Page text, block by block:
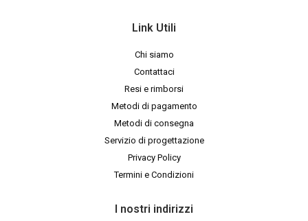
Link Utili
Chi siamo
Contattaci
Resi e rimborsi
Metodi di pagamento
Metodi di consegna
Servizio di progettazione
Privacy Policy
Termini e Condizioni
I nostri indirizzi